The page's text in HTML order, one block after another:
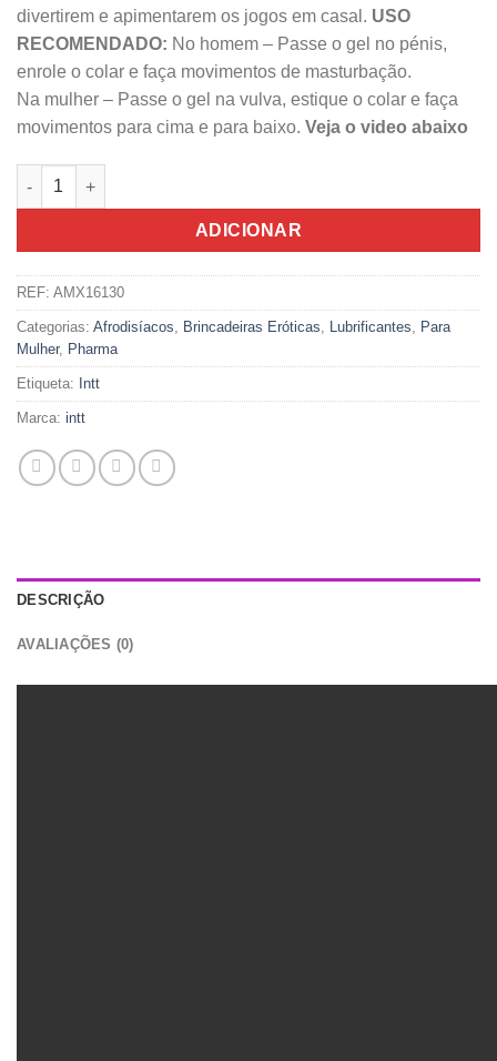
divertirem e apimentarem os jogos em casal. USO
RECOMENDADO: No homem – Passe o gel no pénis,
enrole o colar e faça movimentos de masturbação.
Na mulher – Passe o gel na vulva, estique o colar e faça
movimentos para cima e para baixo. Veja o video abaixo
Quantidade de Gel De Massagem Com Colar De Pérolas INTT
ADICIONAR
REF: AMX16130
Categorias: Afrodisíacos, Brincadeiras Eróticas, Lubrificantes, Para
Mulher, Pharma
Etiqueta: Intt
Marca: intt
DESCRIÇÃO
AVALIAÇÕES (0)